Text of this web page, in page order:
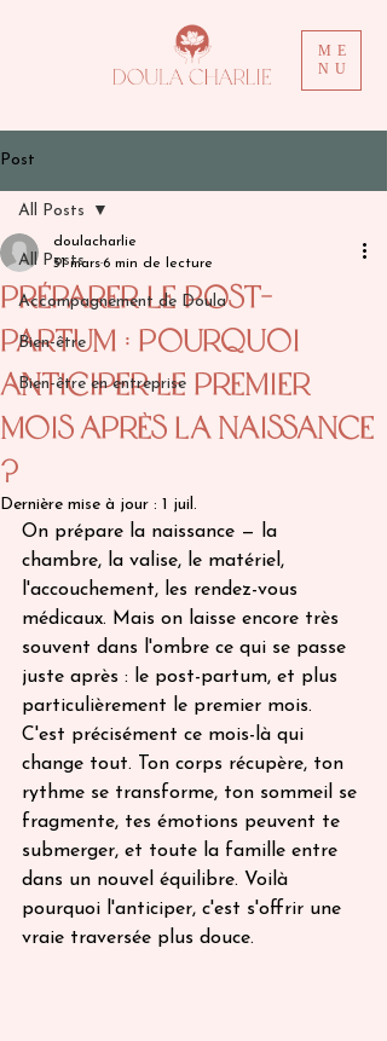
ME
NU
Post
All Posts
Accompagnement de Doula
Bien-être
Bien-être en entreprise
All Posts
Préparer le post-
partum : pourquoi
anticiper le premier
mois après la naissance
?
doulacharlie
31 mars 6 min de lecture
Dernière mise à jour : 1 juil.
On prépare la naissance — la
chambre, la valise, le matériel,
l'accouchement, les rendez-vous
médicaux. Mais on laisse encore très
souvent dans l'ombre ce qui se passe
juste après : le post-partum, et plus
particulièrement le premier mois.
C'est précisément ce mois-là qui
change tout. Ton corps récupère, ton
rythme se transforme, ton sommeil se
fragmente, tes émotions peuvent te
submerger, et toute la famille entre
dans un nouvel équilibre. Voilà
pourquoi l'anticiper, c'est s'offrir une
vraie traversée plus douce.